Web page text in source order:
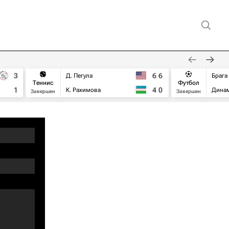
3
1
Теннис
Завершен
Д. Пегула
К. Рахимова
6 6
4 0
Футбол
Завершен
Брага